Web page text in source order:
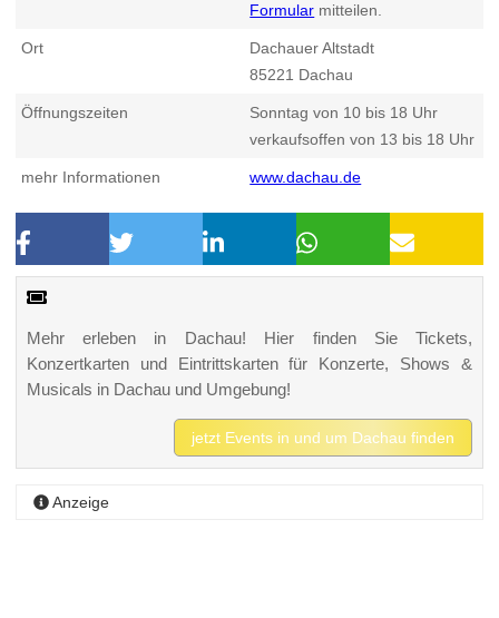
Formular mitteilen.
Ort
Dachauer Altstadt
85221 Dachau
Öffnungszeiten
Sonntag von 10 bis 18 Uhr
verkaufsoffen von 13 bis 18 Uhr
mehr Informationen www.dachau.de
Mehr erleben in Dachau! Hier finden Sie Tickets,
Konzertkarten und Eintrittskarten für Konzerte, Shows &
Musicals in Dachau und Umgebung!
jetzt Events in und um Dachau finden
Anzeige